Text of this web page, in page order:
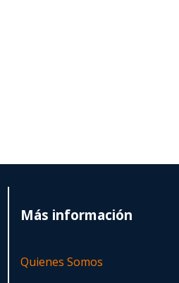
Más información
Quienes Somos